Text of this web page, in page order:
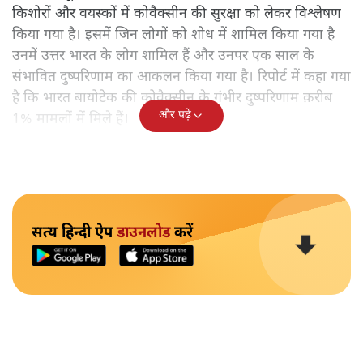
किशोरों और वयस्कों में कोवैक्सीन की सुरक्षा को लेकर विश्लेषण
किया गया है। इसमें जिन लोगों को शोध में शामिल किया गया है
उनमें उत्तर भारत के लोग शामिल हैं और उनपर एक साल के
संभावित दुष्परिणाम का आकलन किया गया है। रिपोर्ट में कहा गया
है कि भारत बायोटेक की कोवैक्सीन के गंभीर दुष्परिणाम क़रीब
1% मामलों में मिले हैं।
और पढ़ें
सत्य हिन्दी ऐपडाउनलोडकरें